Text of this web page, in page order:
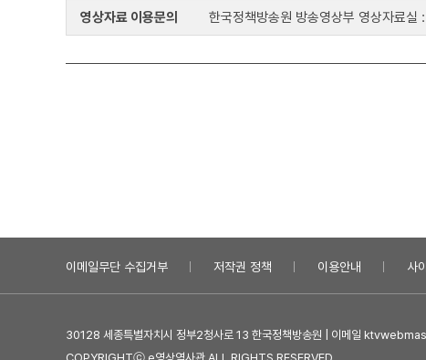
영상자료 이용문의 한국정책방송원 방송영상부 영상자
이메일무단 수집거부 저작권 정책 이용안내 사
30128 세종특별자치시 정부2청사로 13 한국정책방송원 | 이메일